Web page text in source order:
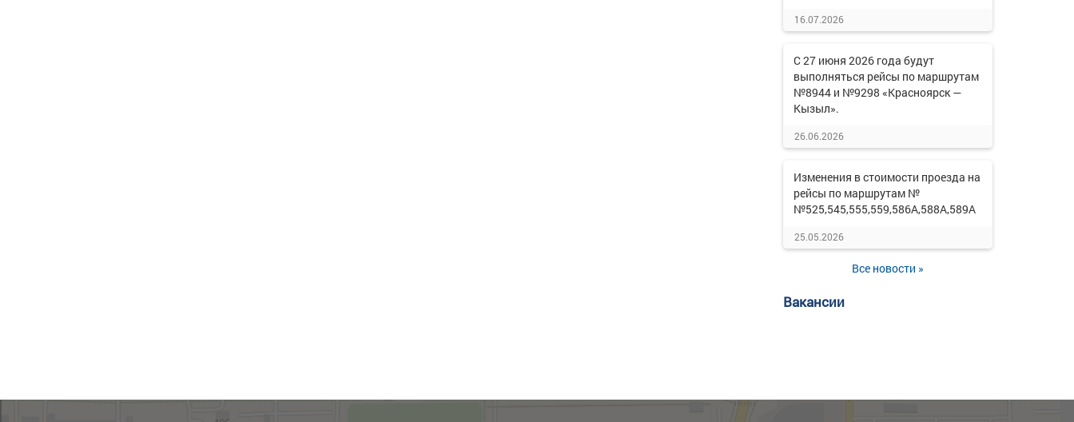
16.07.2026
С 27 июня 2026 года будут
выполняться рейсы по маршрутам
№8944 и №9298 «Красноярск —
Кызыл».
26.06.2026
Изменения в стоимости проезда на
рейсы по маршрутам №
№525,545,555,559,586А,588А,589А
25.05.2026
Все новости »
Вакансии